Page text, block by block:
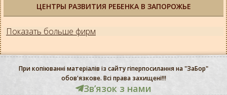
ЦЕНТРЫ РАЗВИТИЯ РЕБЕНКА В ЗАПОРОЖЬЕ
Показать больше фирм
При копіюванні матеріалів із сайту гіперпосилання на "ЗаБор"
обов'язкове. Всі права захищені!!!
Звʼязок з нами